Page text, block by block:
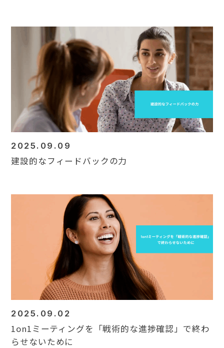
2025.09.09
建設的なフィードバックの力
2025.09.02
1on1ミーティングを「戦術的な進捗確認」で終わ
らせないために